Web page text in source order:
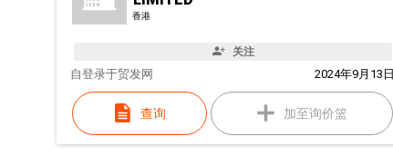
香港
关注
自 2024年9月13日
登录于贸发网
查询 加至询价篮